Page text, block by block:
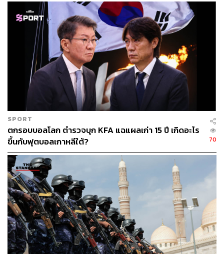
ขณะที่ทรัมป์ยืนยันว่า เหตุการณ์เครื่องบินตกจะไม่ส่งผลกระ
ทบต่อโอกาสในการเจรจากับอิหร่าน ในขณะที่ประธาน
รัฐสภาอิหร่านได้โพสต์ถึงคำกล่าวอ้างเรื่องชัยชนะของทรัมป์
ที่ดูเหมือนจะสวนทางกับสิ่งที่เกิดขึ้น หลังจากสื่อรัฐบาล
อิหร่านเผยแพร่ภาพซากเครื่องบิน F-15
กระทรวงกลาโหมสหรัฐฯ
เปิดเผยล่าสุดว่า มีบุคลากรทางการ
ทหารของสหรัฐฯ ได้รับบาดเจ็บจากการสู้รบรวมทั้งสิ้น
นับตั้งแต่เริ่มต้นสงครามระหว่างสหรัฐฯ-อิสราเอล กับ
อิหร่าน โดยแบ่งเป็น กองทัพบก (Army) 247 นาย, กองทัพเรือ
(Navy) 63 นาย, นาวิกโยธิน (Marines) 19 นาย และกองทัพ
อากาศ (Air Force) 36 นาย ทั้งนี้ ตัวเลขผู้เสียชีวิตยังคงอยู่ที่
13 นาย
ความสูญเสียที่อาจเกิดขึ้นนี้ อาจทำให้ชาวอเมริกันและฐาน
เสียงของทรัมป์เกิดความกังวลมากขึ้น เนื่องจากโพลส่วน
ใหญ่ชี้ว่า ประชาชนอเมริกันส่วนใหญ่ต่อต้านสงครามที่ ‘ยืด
เยื้อและมีเป้าหมายที่ไม่ชัดเจน’ ซึ่งนั่นอาจส่งผลกระทบ
โดยตรงต่อคะแนนนิยมของทรัมป์ รวมถึงผลการเลือกตั้ง
มิดเทอมในเดือนพฤศจิกายนปีนี้
SPORT
ตกรอบบอลโลก ตำรวจบุก KFA แฉแผลเก่า 15 ปี เกิดอะไร
ขึ้นกับฟุตบอลเกาหลีใต้?
70